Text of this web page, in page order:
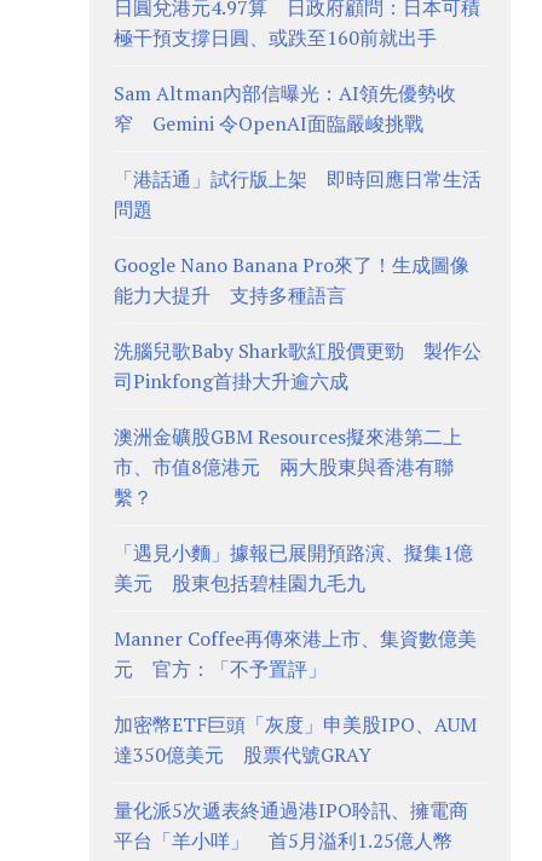
日圓兌港元4.97算 日政府顧問：日本可積
極干預支撐日圓、或跌至160前就出手
Sam Altman內部信曝光：AI領先優勢收
窄 Gemini 令OpenAI面臨嚴峻挑戰
「港話通」試行版上架 即時回應日常生活
問題
Google Nano Banana Pro來了！生成圖像
能力大提升 支持多種語言
洗腦兒歌Baby Shark歌紅股價更勁 製作公
司Pinkfong首掛大升逾六成
澳洲金礦股GBM Resources擬來港第二上
市、市值8億港元 兩大股東與香港有聯
繫？
「遇見小麵」據報已展開預路演、擬集1億
美元 股東包括碧桂園九毛九
Manner Coffee再傳來港上市、集資數億美
元 官方：「不予置評」
加密幣ETF巨頭「灰度」申美股IPO、AUM
達350億美元 股票代號GRAY
量化派5次遞表終通過港IPO聆訊、擁電商
平台「羊小咩」 首5月溢利1.25億人幣